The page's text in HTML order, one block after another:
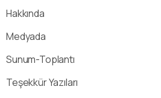
Hakkında
Medyada
Sunum-Toplantı
Teşekkür Yazıları